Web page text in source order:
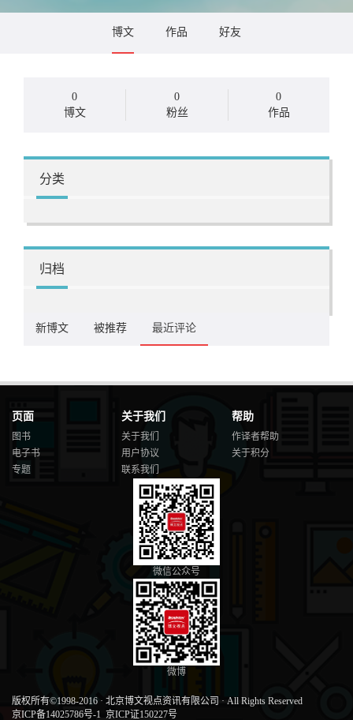
博文 作品 好友
0
博文
0
粉丝
0
作品
分类
归档
新博文 被推荐 最近评论
页面
图书
电子书
专题
关于我们
关于我们
用户协议
联系我们
帮助
作译者帮助
关于积分
微信公众号
微博
版权所有©1998-2016 · 北京博文视点资讯有限公司 · All Rights Reserved
京ICP备14025786号-1 京ICP证150227号